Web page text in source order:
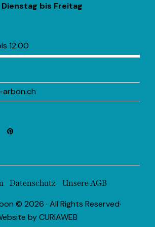
Dienstag bis Freitag
12:00
arbon.ch
Datenschutz Unsere AGB
© 2026 · All Rights Reserved·
byCURIAWEB